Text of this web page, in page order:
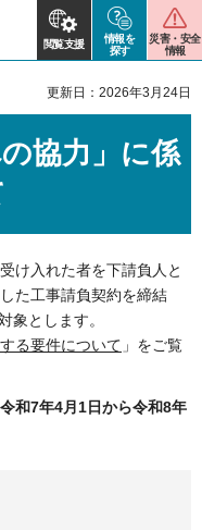
閲覧支援
情報を
探す
災害・安全
情報
更新日：2026年3月24日
協力」に係
け入れた者を下請負人と
た工事請負契約を締結
象とします。
る要件について 」をご覧
和7年4月1日から令和8年